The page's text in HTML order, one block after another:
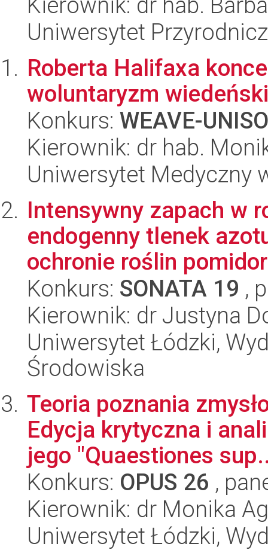
Uniwersytet
Roberta Halifaxa
woluntaryzm
Konkurs: WEAVE-
Kierownik: dr hab.
Uniwersytet Medyczny
Intensywny zapach w
endogenny tlenek
ochronie roślin
Konkurs: SONATA 19 ,
Kierownik: dr Justyna
Uniwersytet Łódzki,
Środowiska
Teoria poznania
Edycja krytyczna i
jego "Quaestiones
Konkurs: OPUS 26 ,
Kierownik: dr Monika
Uniwersytet Łódzki,